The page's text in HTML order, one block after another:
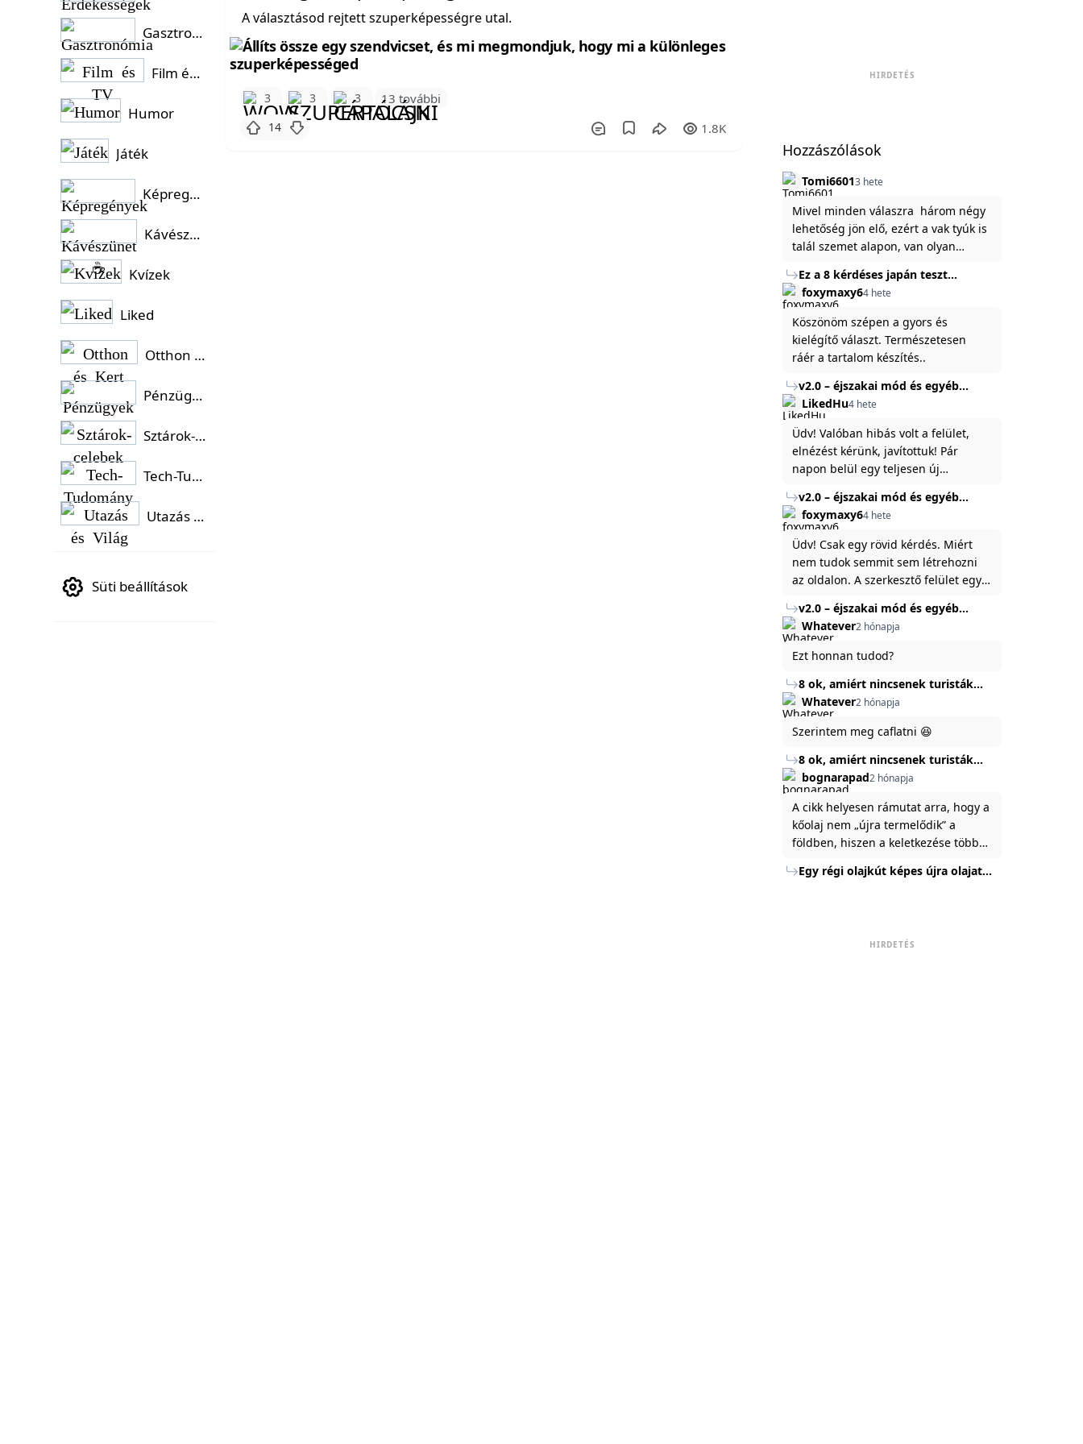
A választásod rejtett szuperképességre utal.
3 3 3 13 további
14 1.8K
HIRDETÉS
Hozzászólások
Tomi66013 hete
Mivel minden válaszra három négy
lehetőség jön elő, ezért a vak tyúk is
talál szemet alapon, van olyan
Ez a 8 kérdéses japán teszt
hibátlanul feltárja az igazságot
rólad
foxymaxy64 hete
Köszönöm szépen a gyors és
kielégítő választ. Természetesen
ráér a tartalom készítés..
v2.0 – éjszakai mód és egyéb
fejlesztések
LikedHu4 hete
Üdv! Valóban hibás volt a felület,
elnézést kérünk, javítottuk! Pár
napon belül egy teljesen új
weboldal legújabb, 3.0-ás verzióját,
és vélhetően ez zavart be kicsit.Egy
baráti megjegyzés: ha nem fontos
és tud várni néhány napot a
tartalom, amit készíteni
szeretnél, inkább várj néhány napot,
mert ég és föld lesz a különbség a
jelenlegi rendszer és az új között -
legfőképpen egyébként épp
tartalomkészítési szempontból! :)
v2.0 – éjszakai mód és egyéb
fejlesztések
foxymaxy64 hete
Üdv! Csak egy rövid kérdés. Miért
nem tudok semmit sem létrehozni
az oldalon. A szerkesztő felület egy
Köszönöm ha válaszoltok.
v2.0 – éjszakai mód és egyéb
fejlesztések
Whatever2 hónapja
Ezt honnan tudod?
8 ok, amiért nincsenek turisták
Törökország Fekete-tenger felőli
partján
Whatever2 hónapja
Szerintem meg caflatni 😆
8 ok, amiért nincsenek turisták
Törökország Fekete-tenger felőli
partján
bognarapad2 hónapja
A cikk helyesen rámutat arra, hogy a
kőolaj nem „újra termelődik” a
földben, hiszen a keletkezése több
Energiaügyi Minisztériuma szerint a
nyomáskülönbség kiegyenlítődik,
Egy régi olajkút képes újra olajat
HIRDETÉS
Gasztronómia
Film és TV
Humor
Játék
Képregények
Kávészünet ☕
Kvízek
Liked
Otthon és Kert
Pénzügyek
Sztárok-celebek
Tech-Tudomány
Utazás és Világ
Süti beállítások